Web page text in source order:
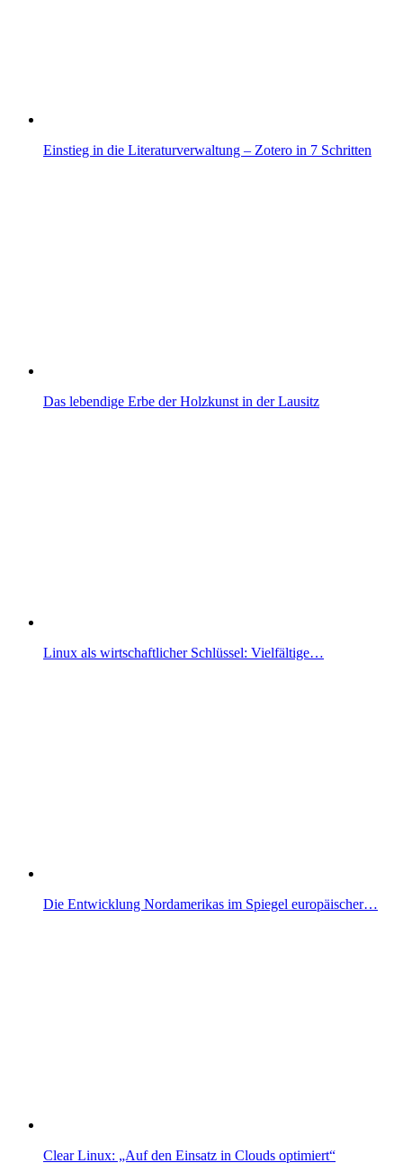
Einstieg in die Literaturverwaltung – Zotero in 7 Schritten
Das lebendige Erbe der Holzkunst in der Lausitz
Linux als wirtschaftlicher Schlüssel: Vielfältige…
Die Entwicklung Nordamerikas im Spiegel europäischer…
Clear Linux: „Auf den Einsatz in Clouds optimiert“